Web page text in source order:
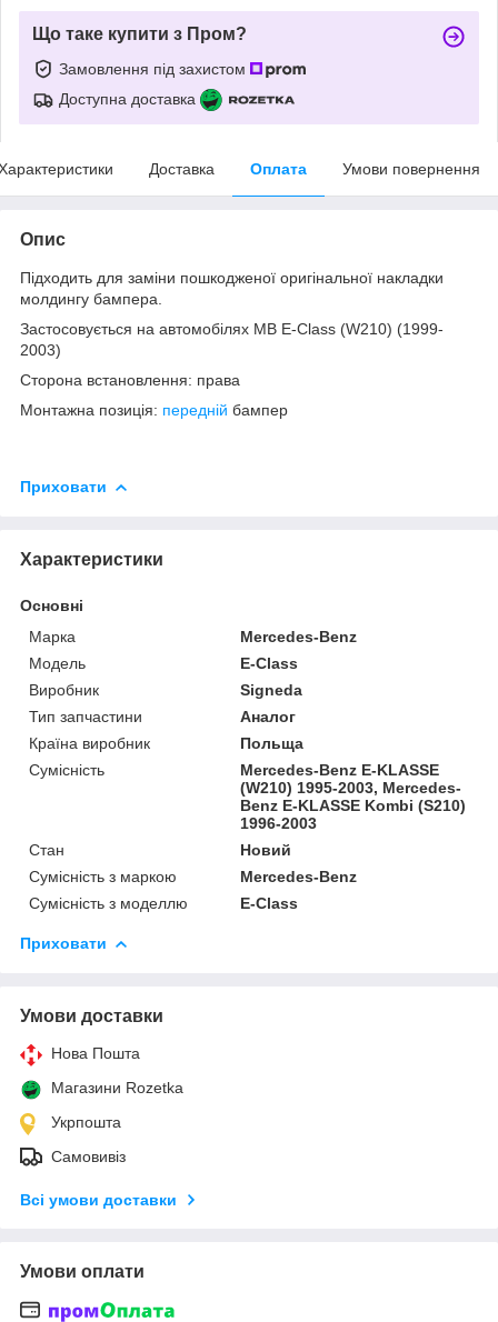
Що таке купити з Пром?
Замовлення під захистом
Доступна доставка
Доставка Оплата Умови повернення
Опис
Підходить для заміни пошкодженої оригінальної накладки
молдингу бампера.
Застосовується на автомобілях MB E-Class (W210) (1999-
2003)
Сторона встановлення: права
Монтажна позиція: передній бампер
Приховати
Характеристики
Основні
Марка
Mercedes-Benz
Модель
E-Class
Виробник
Signeda
Тип запчастини
Аналог
Країна виробник
Польща
Сумісність
Mercedes-Benz E-KLASSE
(W210) 1995-2003, Mercedes-
Benz E-KLASSE Kombi (S210)
1996-2003
Стан
Новий
Сумісність з маркою
Mercedes-Benz
Сумісність з моделлю
E-Class
Приховати
Умови доставки
Нова Пошта
Магазини Rozetka
Укрпошта
Самовивіз
Всі умови доставки
Умови оплати